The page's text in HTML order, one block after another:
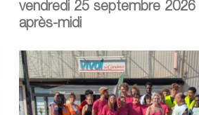
vendredi 25 septembre 2026
après-midi